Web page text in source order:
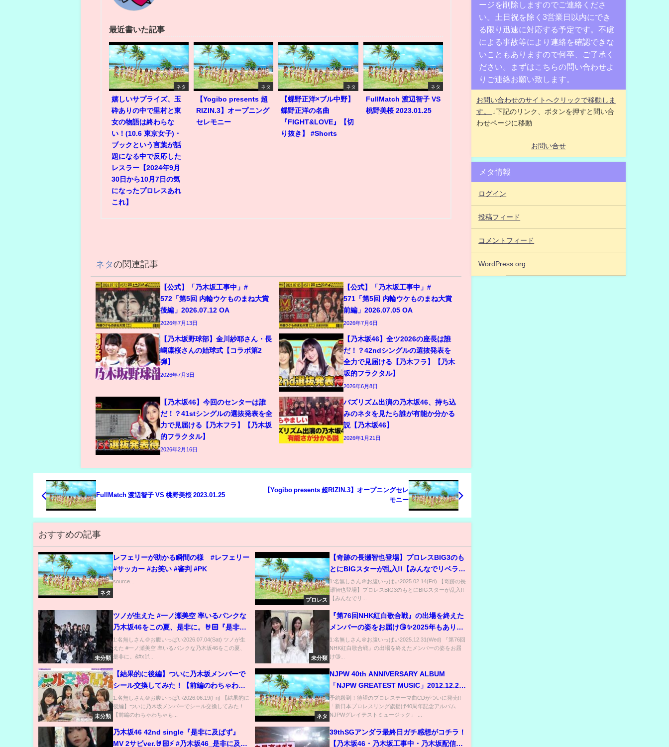
最近書いた記事
ネタ
嬉しいサプライズ、玉
砕ありの中で里村と東
女の物語は終わらな
い！(10.6 東京女子)・
ブックという言葉が話
題になる中で反応した
レスラー【2024年9月
30日から10月7日の気
になったプロレスあれ
これ】
ネタ
【Yogibo presents 超
RIZIN.3】オープニング
セレモニー
ネタ
【蝶野正洋×ブル中野】
蝶野正洋の名曲
『FIGHT&LOVE』【切
り抜き】 #Shorts
ネタ
FullMatch 渡辺智子 VS
桃野美桜 2023.01.25
ネタの関連記事
【公式】「乃木坂工事中」#
572「第5回 内輪ウケものまね大賞
後編」2026.07.12 OA
2026年7月13日
【公式】「乃木坂工事中」#
571「第5回 内輪ウケものまね大賞
前編」2026.07.05 OA
2026年7月6日
【乃木坂野球部】金川紗耶さん・長
嶋凛桜さんの始球式【コラボ第2
弾】
2026年7月3日
【乃木坂46】全ツ2026の座長は誰
だ！？42ndシングルの選抜発表を
全力で見届ける【乃木フラ】【乃木
坂的フラクタル】
2026年6月8日
【乃木坂46】今回のセンターは誰
だ！？41stシングルの選抜発表を全
力で見届ける【乃木フラ】【乃木坂
的フラクタル】
2026年2月16日
バズリズム出演の乃木坂46、持ち込
みのネタを見たら誰が有能か分かる
説【乃木坂46】
2026年1月21日
FullMatch 渡辺智子 VS 桃野美桜 2023.01.25
【Yogibo presents 超RIZIN.3】オープニングセレ
モニー
おすすめの記事
ネタ
レフェリーが助かる瞬間の様 #レフェリー
#サッカー #お笑い #審判 #PK
source...
プロレス
【奇跡の長瀬智也登場】プロレスBIG3のも
とにBIGスターが乱入!!【みんなでリベラ食
おうぜ】
1:名無しさん＠お腹いっぱい2025.02.14(Fri) 【奇跡の長
瀬智也登場】プロレスBIG3のもとにBIGスターが乱入!!
【みんなでリ...
未分類
ツノが生えた #一ノ瀬美空 率いるパンクな
乃木坂46をこの夏、是非に。🤘🏻『是非に
及ばず』2026.07.22 Release💿⚡️#乃木坂
46_是非に及ばず #乃木坂46
1:名無しさん＠お腹いっぱい2026.07.04(Sat) ツノが生
えた #一ノ瀬美空 率いるパンクな乃木坂46をこの夏、
是非に。&#x1f...
未分類
『第76回NHK紅白歌合戦』の出場を終えた
メンバーの姿をお届け😘✨2025年もありが
とうございました🕺！2026年も乃木坂46と
楽しい時間を過ごしましょう💜
1:名無しさん＠お腹いっぱい2025.12.31(Wed) 『第76回
NHK紅白歌合戦』の出場を終えたメンバーの姿をお届
け😘...
未分類
【結果的に後編】ついに乃木坂メンバーで
シール交換してみた！【前編のわちゃわち
ゃも見てね！】
1:名無しさん＠お腹いっぱい2026.06.19(Fri) 【結果的に
後編】ついに乃木坂メンバーでシール交換してみた！
【前編のわちゃわちゃも...
ネタ
NJPW 40th ANNIVERSARY ALBUM
「NJPW GREATEST MUSIC」2012.12.26
ON SALE!
予約殺到！待望のプロレステーマ曲CDがついに発売!!
「新日本プロレスリング旗揚げ40周年記念アルバム
NJPWグレイテストミュージック」 ...
乃木坂46 42nd single『是非に及ばず』
MV 2サビver.🤘🏻⚡ #乃木坂46_是非に及ば
39thSGアンダラ最終日ガチ感想がコチラ！
【乃木坂46・乃木坂工事中・乃木坂配信
ージを削除しますのでご連絡くださ
い。土日祝を除く3営業日以内にでき
る限り迅速に対応する予定です。不慮
による事故等により連絡を確認できな
いこともありますので何卒、ご了承く
ださい。まずはこちらの問い合わせよ
りご連絡お願い致します。
お問い合わせのサイトへクリックで移動しま
す。
↓下記のリンク、ボタンを押すと問い合
わせページに移動
お問い合せ
メタ情報
ログイン
投稿フィード
コメントフィード
WordPress.org